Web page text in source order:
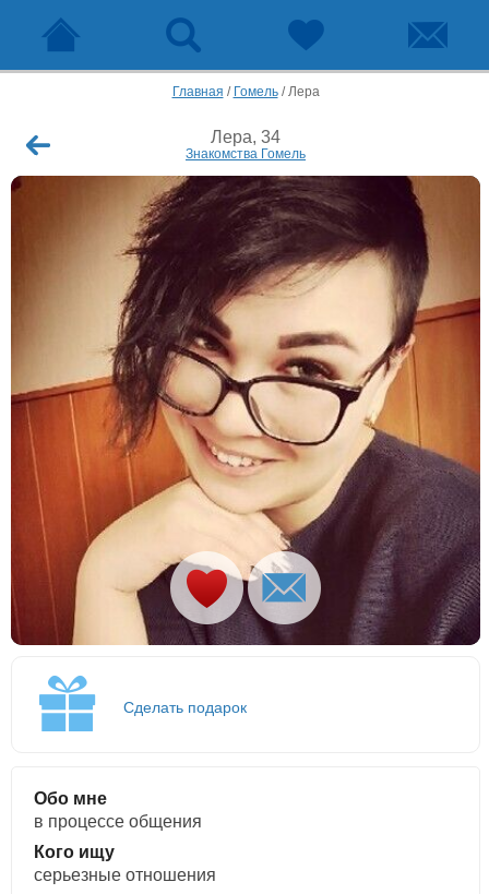
Главная / Гомель/Лера
Лера, 34
Знакомства Гомель
Сделать подарок
Обо мне
в процессе общения
Кого ищу
серьезные отношения